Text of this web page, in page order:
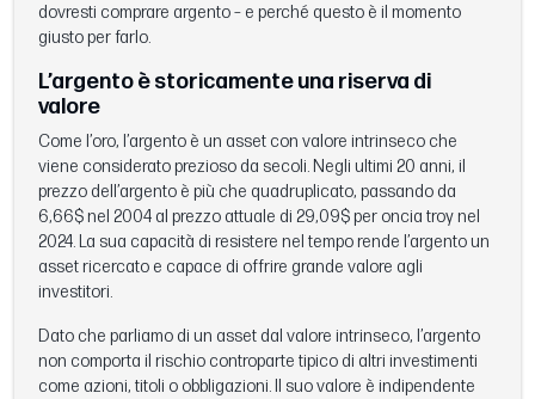
dovresti comprare argento – e perché questo è il momento
giusto per farlo.
L’argento è storicamente una riserva di
valore
Come l’oro, l’argento è un asset con valore intrinseco che
viene considerato prezioso da secoli. Negli ultimi 20 anni, il
prezzo dell’argento è più che quadruplicato, passando da
6,66$ nel 2004 al prezzo attuale di 29,09$ per oncia troy nel
2024. La sua capacità di resistere nel tempo rende l’argento un
asset ricercato e capace di offrire grande valore agli
investitori.
Dato che parliamo di un asset dal valore intrinseco, l’argento
non comporta il rischio controparte tipico di altri investimenti
come azioni, titoli o obbligazioni. Il suo valore è indipendente